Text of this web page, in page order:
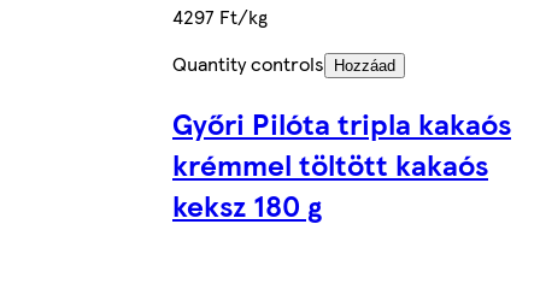
4297 Ft/kg
Quantity controls
Hozzáad
Győri Pilóta tripla kakaós
krémmel töltött kakaós
keksz 180 g